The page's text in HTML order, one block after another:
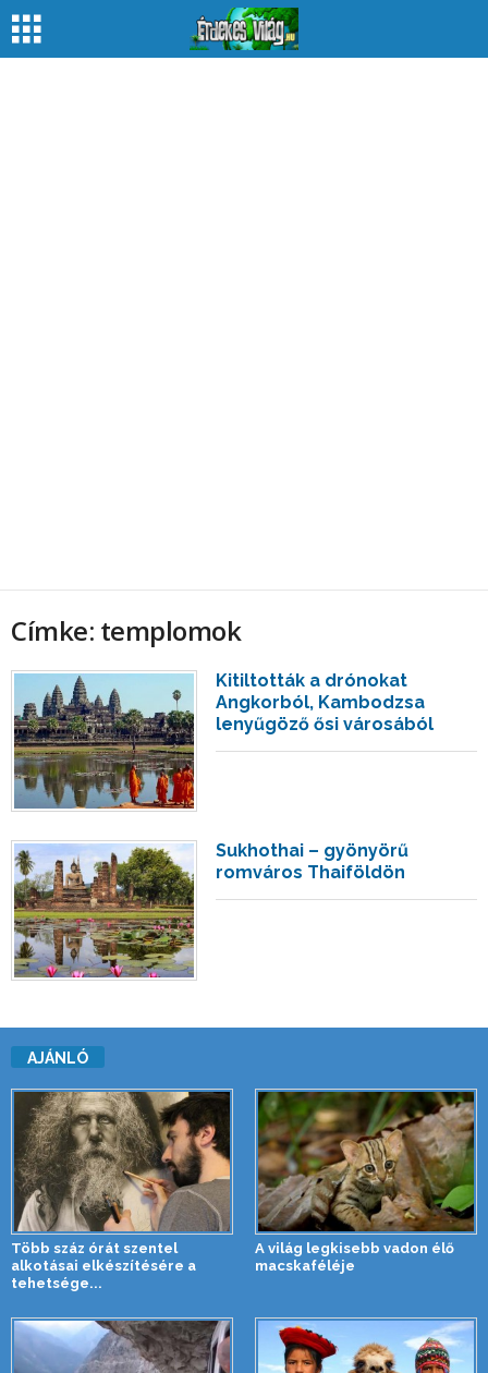
Címke: templomok
Kitiltották a drónokat
Angkorból, Kambodzsa
lenyűgöző ősi városából
Sukhothai – gyönyörű
romváros Thaiföldön
AJÁNLÓ
Több száz órát szentel
alkotásai elkészítésére a
tehetsége...
A világ legkisebb vadon élő
macskaféléje